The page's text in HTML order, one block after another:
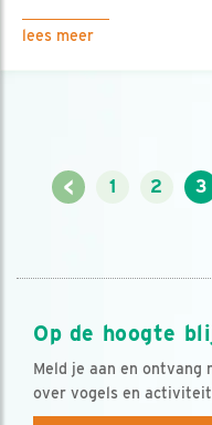
lees meer
< 1 2 3
Op de hoogte
Meld je aan en ontvang
over vogels en